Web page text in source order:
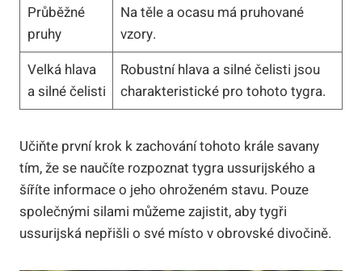
Průběžné
pruhy
Na těle a ocasu má pruhované
vzory.
Velká hlava
a silné čelisti
Robustní hlava a silné čelisti jsou
charakteristické pro tohoto tygra.
Učiňte první krok k zachování tohoto krále savany
tím, že se naučíte rozpoznat tygra ussurijského a
šíříte informace o jeho ohroženém stavu. Pouze
společnými silami můžeme zajistit, aby tygři
ussurijská nepřišli o své místo v obrovské divočině.